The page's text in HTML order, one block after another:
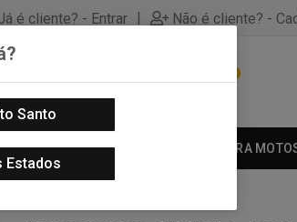
é cliente? - Entrar | Não é cliente? -
PARA MOTOS PECAS PARA
Santo
Estados